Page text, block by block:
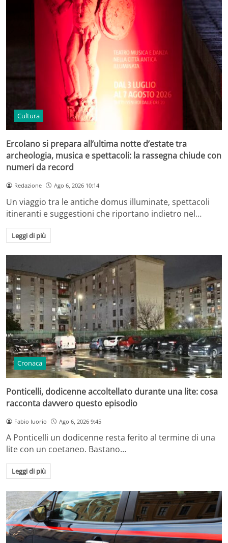
Cultura
Ercolano si prepara all’ultima notte d’estate tra
archeologia, musica e spettacoli: la rassegna chiude con
numeri da record
Redazione Ago 6, 2026 10:14
Un viaggio tra le antiche domus illuminate, spettacoli
itineranti e suggestioni che riportano indietro nel…
Leggi di più
Cronaca
Ponticelli, dodicenne accoltellato durante una lite: cosa
racconta davvero questo episodio
Fabio Iuorio Ago 6, 2026 9:45
A Ponticelli un dodicenne resta ferito al termine di una
lite con un coetaneo. Bastano…
Leggi di più